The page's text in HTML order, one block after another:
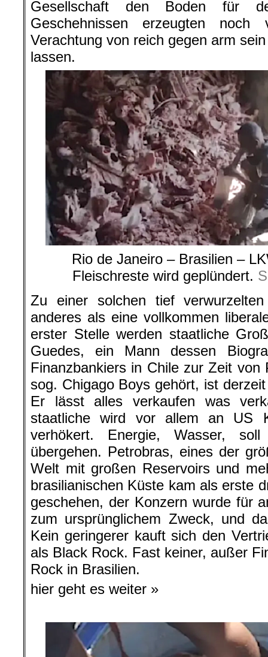
Gesellschaft den Boden für
Geschehnissen erzeugten noch
Verachtung von reich gegen arm
lassen.
Rio de Janeiro – Brasilien –
Fleischreste wird geplündert.
Zu einer solchen tief
anderes als eine vollkommen
erster Stelle werden staatliche
Guedes, ein Mann dessen
Finanzbankiers in Chile zur Zeit
sog. Chigago Boys gehört, ist
Er lässt alles verkaufen was
staatliche wird vor allem an US
verhökert. Energie, Wasser,
übergehen. Petrobras, eines der
Welt mit großen Reservoirs und
brasilianischen Küste kam als erste
geschehen, der Konzern wurde für
zum ursprünglichem Zweck, und
Kein geringerer kauft sich den
als Black Rock. Fast keiner, außer
Rock in Brasilien.
hier geht es weiter »